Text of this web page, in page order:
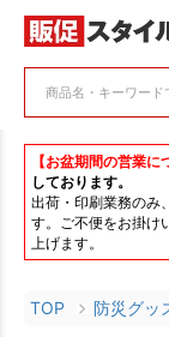
【お盆期間の営業に
しております。
出荷・印刷業務のみ
す。ご不便をお掛け
上げます。
TOP 防災グッ